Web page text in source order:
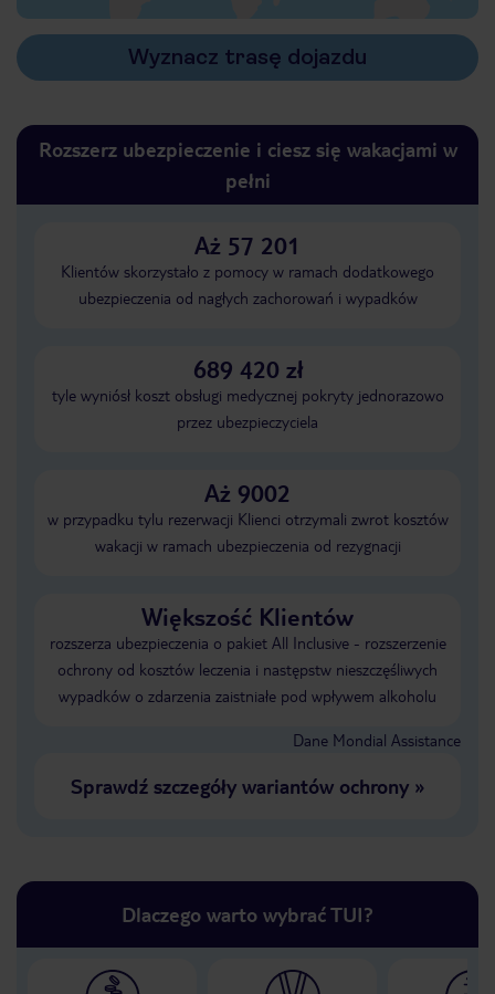
Wyznacz trasę dojazdu
Rozszerz ubezpieczenie i ciesz się wakacjami w
pełni
Aż 57 201
Klientów skorzystało z pomocy w ramach dodatkowego
ubezpieczenia od nagłych zachorowań i wypadków
689 420 zł
tyle wyniósł koszt obsługi medycznej pokryty jednorazowo
przez ubezpieczyciela
Aż 9002
w przypadku tylu rezerwacji Klienci otrzymali zwrot kosztów
wakacji w ramach ubezpieczenia od rezygnacji
Większość Klientów
rozszerza ubezpieczenia o pakiet All Inclusive - rozszerzenie
ochrony od kosztów leczenia i następstw nieszczęśliwych
wypadków o zdarzenia zaistniałe pod wpływem alkoholu
Dane Mondial Assistance
Sprawdź szczegóły wariantów ochrony»
Dlaczego warto wybrać TUI?